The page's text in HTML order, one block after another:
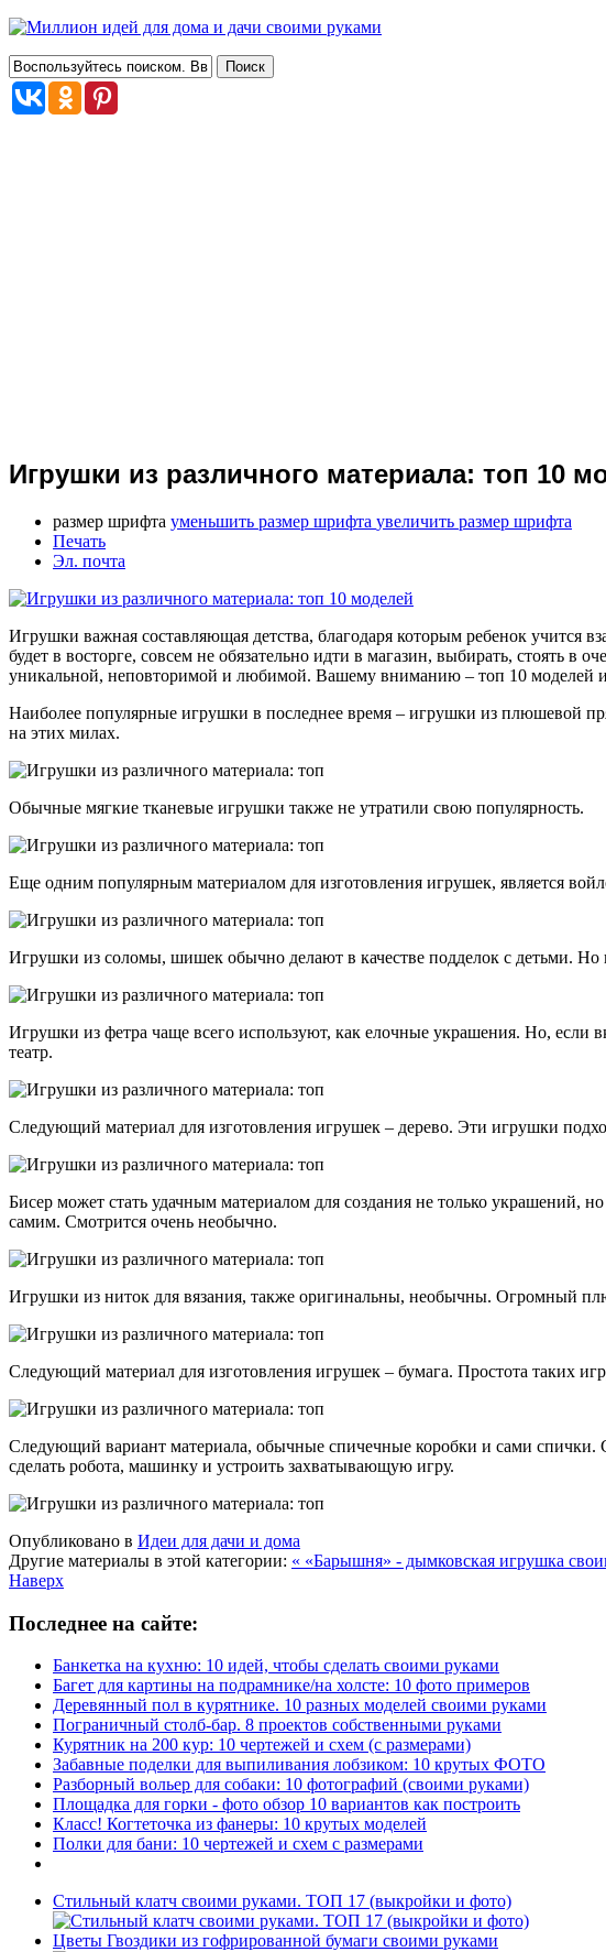
Игрушки из различного материала: топ 10
размер шрифта уменьшить размер шрифта увеличить размер шрифта
Печать
Эл. почта
Игрушки важная составляющая детства, благодаря которым ребенок учится
будет в восторге, совсем не обязательно идти в магазин, выбирать, стоять
уникальной, неповторимой и любимой. Вашему вниманию – топ 10 моделей
Наиболее популярные игрушки в последнее время – игрушки из плюшевой
на этих милах.
Обычные мягкие тканевые игрушки также не утратили свою популярность.
Еще одним популярным материалом для изготовления игрушек, является
Игрушки из соломы, шишек обычно делают в качестве подделок с детьми. Но
Игрушки из фетра чаще всего используют, как елочные украшения. Но,
театр.
Следующий материал для изготовления игрушек – дерево. Эти игрушки
Бисер может стать удачным материалом для создания не только украшений,
самим. Смотрится очень необычно.
Игрушки из ниток для вязания, также оригинальны, необычны. Огромный
Следующий материал для изготовления игрушек – бумага. Простота таких
Следующий вариант материала, обычные спичечные коробки и сами спички.
сделать робота, машинку и устроить захватывающую игру.
Опубликовано в Идеи для дачи и дома
Другие материалы в этой категории: « «Барышня» - дымковская игрушка
Наверх
Последнее на сайте:
Банкетка на кухню: 10 идей, чтобы сделать своими руками
Багет для картины на подрамнике/на холсте: 10 фото примеров
Деревянный пол в курятнике. 10 разных моделей своими руками
Пограничный столб-бар. 8 проектов собственными руками
Курятник на 200 кур: 10 чертежей и схем (с размерами)
Забавные поделки для выпиливания лобзиком: 10 крутых ФОТО
Разборный вольер для собаки: 10 фотографий (своими руками)
Площадка для горки - фото обзор 10 вариантов как построить
Класс! Когтеточка из фанеры: 10 крутых моделей
Полки для бани: 10 чертежей и схем с размерами
Стильный клатч своими руками. ТОП 17 (выкройки и фото)
Цветы Гвоздики из гофрированной бумаги своими руками